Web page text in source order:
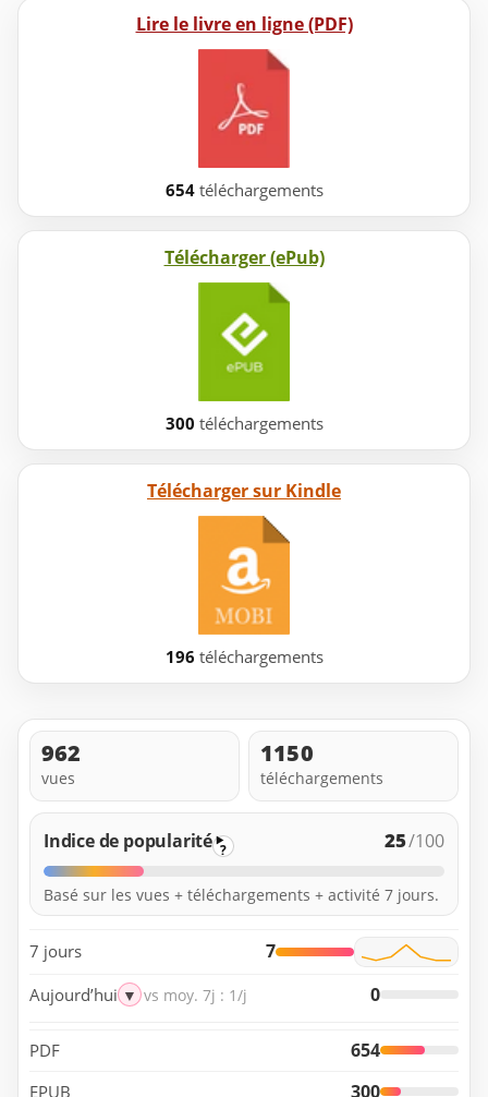
Lire le livre en ligne (PDF)
654téléchargements
Télécharger (ePub)
300 téléchargements
Télécharger sur Kindle
196 téléchargements
962
vues
1150
téléchargements
Indice de popularité ? 25/100
Basé sur les vues + téléchargements + activité 7 jours.
7 jours 7
Aujourd’hui ▼ vs moy. 7j : 1/j 0
PDF 654
EPUB 300